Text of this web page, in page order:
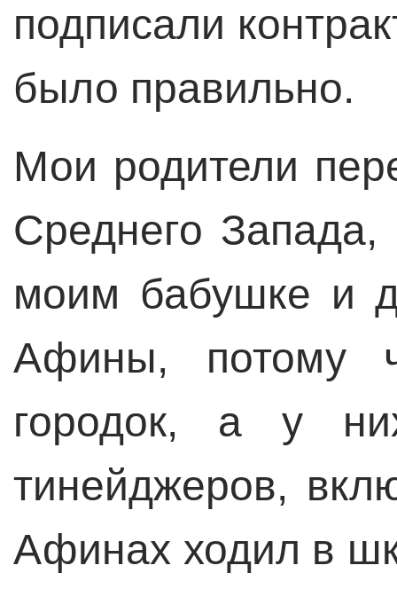
подписали
было правильно.
Мои родители
Среднего
моим бабушке и
Афины, потому
городок, а у
тинейджеров,
Афинах ходил в